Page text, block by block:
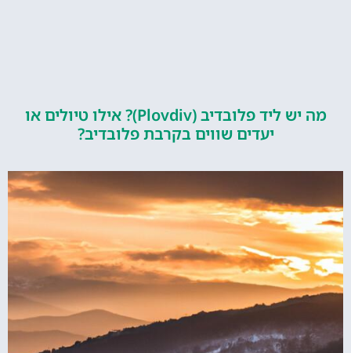
מה יש ליד פלובדיב (Plovdiv)? אילו טיולים או
יעדים שווים בקרבת פלובדיב?